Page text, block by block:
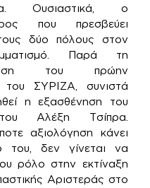
Ουσιαστικά, ο
που πρεσβεύει
δύο πόλους στον
Παρά τη
του πρώην
ΣΥΡΙΖΑ, συνιστά
η εξασθένηση του
Αλέξη Τσίπρα.
αξιολόγηση κάνει
του, δεν γίνεται να
ρόλο στην εκτίναξη
Αριστεράς στο